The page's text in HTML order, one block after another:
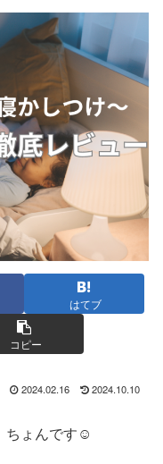
はてブ
コピー
2024.02.16 2024.10.10
ちょんです☺️